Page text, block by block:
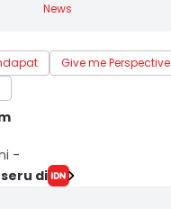
News
Give me Perspective
-
di